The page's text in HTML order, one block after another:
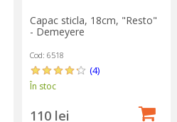
Capac sticla, 18cm, "Resto"
- Demeyere
Cod: 6518
(4)
În stoc
110 lei